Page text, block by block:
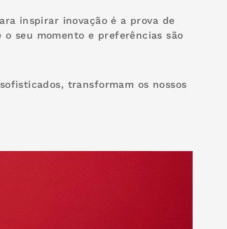
inspirar inovação é a prova de
seu momento e preferências são
transformam os nossos